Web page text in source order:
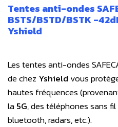
Tentes anti-ondes
BSTS/BSTD/BSTK -
Yshield
Les tentes anti-ondes
de chez Yshield vous
hautes fréquences
la5G, des téléphones sans fil
bluetooth, radars, etc.).